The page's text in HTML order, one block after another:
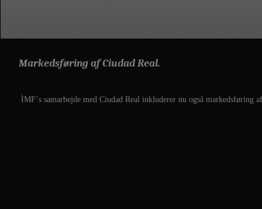
Markedsføring af Ciudad Real.
ÌMF`s samarbejde med Ciudad Real inkluderer nu også markedsføring